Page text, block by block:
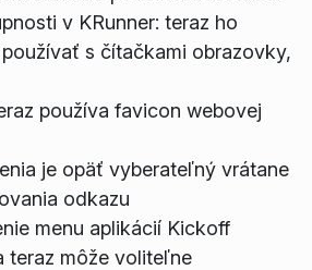
v KRunner: teraz ho
s čítačkami obrazovky,
používa favicon webovej
je opäť vyberateľný vrátane
odkazu
menu aplikácií Kickoff
teraz môže voliteľne